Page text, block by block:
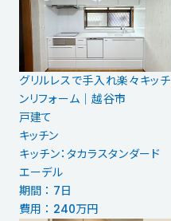
グリルレスで手入れ楽々キッチ
ンリフォーム｜越谷市
戸建て
キッチン
キッチン：タカラスタンダード
エーデル
期間 ： 7日
費用 ： 240万円